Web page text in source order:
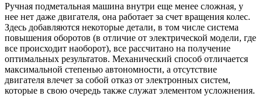
Ручная подметальная машина внутри еще менее сложная, у
нее нет даже двигателя, она работает за счет вращения колес.
Здесь добавляются некоторые детали, в том числе система
повышения оборотов (в отличие от электрической модели, где
все происходит наоборот), все рассчитано на получение
оптимальных результатов. Механический способ отличается
максимальной степенью автономности, а отсутствие
двигателя влечет за собой отказ от электронных систем,
которые в свою очередь также служат элементом усложнения.